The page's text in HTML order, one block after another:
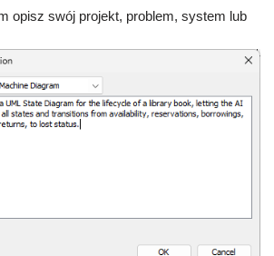
opisz swój projekt, problem, system lub